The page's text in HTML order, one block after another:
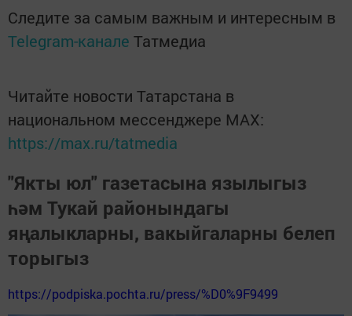
Следите за самым важным и интересным в
Telegram-канале Татмедиа
Читайте новости Татарстана в
национальном мессенджере MАХ:
https://max.ru/tatmedia
"Якты юл" газетасына язылыгыз
һәм Тукай районындагы
яңалыкларны, вакыйгаларны белеп
торыгыз
https://podpiska.pochta.ru/press/%D0%9F9499